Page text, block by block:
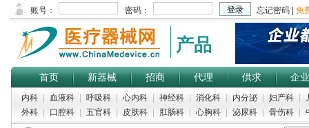
产品
首页 新器械 招商 代理 供求 企业
内科 血液科 呼吸科 心内科 神经科 消化科 内分泌 妇产科
外科
口腔科 五官科 皮肤科 肛肠科 心胸科 泌尿科 骨伤科